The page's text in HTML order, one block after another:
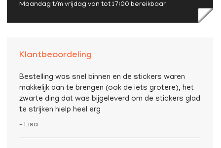
Maandag t/m vrijdag van tot 17:00 bereikbaar
Klantbeoordeling
Bestelling was snel binnen en de stickers waren
makkelijk aan te brengen (ook de iets grotere), het
zwarte ding dat was bijgeleverd om de stickers glad
te strijken hielp heel erg
– Lisa